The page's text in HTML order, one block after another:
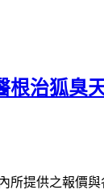
根治狐臭
所提供之報價